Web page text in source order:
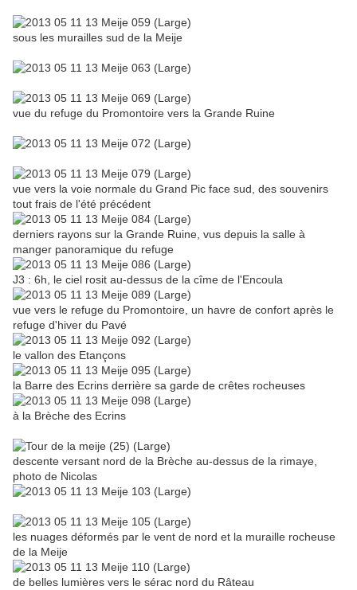
sous les murailles sud de la Meije
vue du refuge du Promontoire vers la Grande Ruine
vue vers la voie normale du Grand Pic face sud, des souvenirs
tout frais de l'été précédent
derniers rayons sur la Grande Ruine, vus depuis la salle à
manger panoramique du refuge
J3 : 6h, le ciel rosit au-dessus de la cîme de l'Encoula
vue vers le refuge du Promontoire, un havre de confort après le
refuge d'hiver du Pavé
le vallon des Etançons
la Barre des Ecrins derrière sa garde de crêtes rocheuses
à la Brèche des Ecrins
descente versant nord de la Brèche au-dessus de la rimaye,
photo de Nicolas
les nuages déformés par le vent de nord et la muraille rocheuse
de la Meije
de belles lumières vers le sérac nord du Râteau